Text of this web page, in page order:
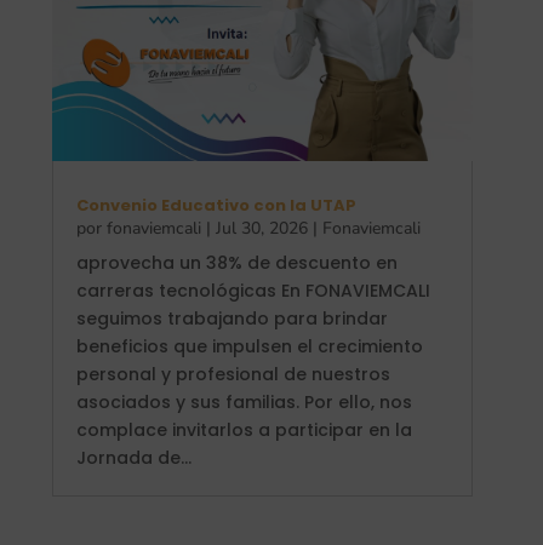
Convenio Educativo con la UTAP
porfonaviemcali |Jul 30, 2026 | Fonaviemcali
aprovecha un 38% de descuento en
carreras tecnológicas En FONAVIEMCALI
seguimos trabajando para brindar
beneficios que impulsen el crecimiento
personal y profesional de nuestros
asociados y sus familias. Por ello, nos
complace invitarlos a participar en la
Jornada de...